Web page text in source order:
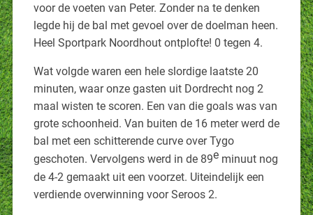
voor de voeten van Peter. Zonder na te denken
legde hij de bal met gevoel over de doelman heen.
Heel Sportpark Noordhout ontplofte! 0 tegen 4.
Wat volgde waren een hele slordige laatste 20
minuten, waar onze gasten uit Dordrecht nog 2
maal wisten te scoren. Een van die goals was van
grote schoonheid. Van buiten de 16 meter werd de
bal met een schitterende curve over Tygo
geschoten. Vervolgens werd in de 89eminuut nog
de 4-2 gemaakt uit een voorzet. Uiteindelijk een
verdiende overwinning voor Seroos 2.